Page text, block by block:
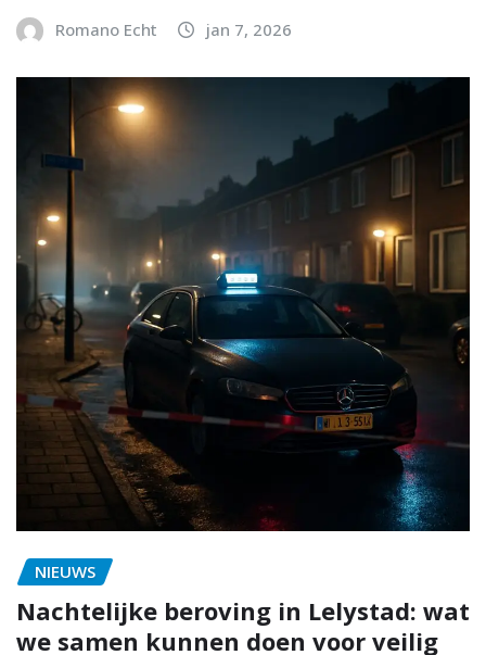
Romano Echt jan 7, 2026
NIEUWS
Nachtelijke beroving in Lelystad: wat
we samen kunnen doen voor veilig